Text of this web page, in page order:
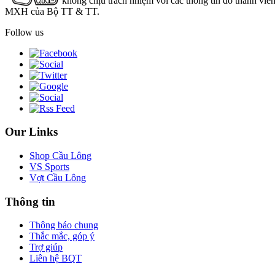
MXH của Bộ TT & TT.
Follow us
Our Links
Shop Cầu Lông
VS Sports
Vợt Cầu Lông
Thông tin
Thông báo chung
Thắc mắc, góp ý
Trợ giúp
Liên hệ BQT